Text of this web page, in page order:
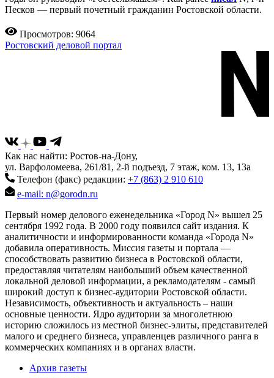
Песков — первый почетный гражданин Ростовской области.
Просмотров: 9064
Ростовский деловой портал
Как нас найти: Ростов-на-Дону,
ул. Варфоломеева, 261/81, 2-й подъезд, 7 этаж, ком. 13, 13а
Телефон (факс) редакции: +7 (863) 2 910 610
e-mail: n@gorodn.ru
Первый номер делового еженедельника «Город N» вышел 25
сентября 1992 года. В 2000 году появился сайт издания. К
аналитичности и информированности команда «Города N»
добавила оперативность. Миссия газеты и портала —
способствовать развитию бизнеса в Ростовской области,
предоставляя читателям наибольший объем качественной
локальной деловой информации, а рекламодателям - самый
широкий доступ к бизнес-аудитории Ростовской области.
Независимость, объективность и актуальность – наши
основные ценности. Ядро аудитории за многолетнюю
историю сложилось из местной бизнес-элиты, представителей
малого и среднего бизнеса, управленцев различного ранга в
коммерческих компаниях и в органах власти.
Архив газеты